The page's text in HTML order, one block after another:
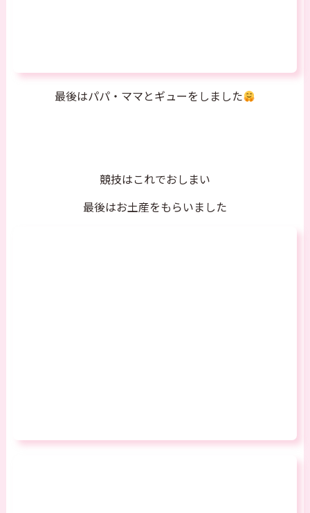
最後はパパ・ママとギューをしました
競技はこれでおしまい
最後はお土産をもらいました